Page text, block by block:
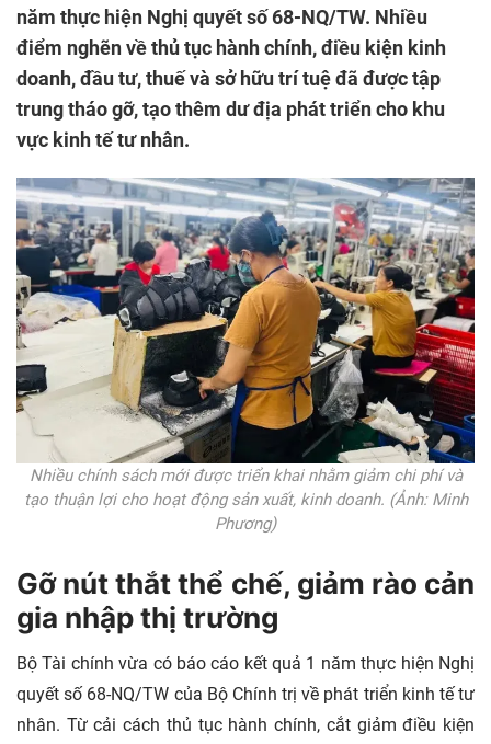
năm thực hiện Nghị quyết số 68-NQ/TW. Nhiều
điểm nghẽn về thủ tục hành chính, điều kiện kinh
doanh, đầu tư, thuế và sở hữu trí tuệ đã được tập
trung tháo gỡ, tạo thêm dư địa phát triển cho khu
vực kinh tế tư nhân.
Nhiều chính sách mới được triển khai nhằm giảm chi phí và
tạo thuận lợi cho hoạt động sản xuất, kinh doanh. (Ảnh: Minh
Phương)
Gỡ nút thắt thể chế, giảm rào cản
gia nhập thị trường
Bộ Tài chính vừa có báo cáo kết quả 1 năm thực hiện Nghị
quyết số 68-NQ/TW của Bộ Chính trị về phát triển kinh tế tư
nhân. Từ cải cách thủ tục hành chính, cắt giảm điều kiện